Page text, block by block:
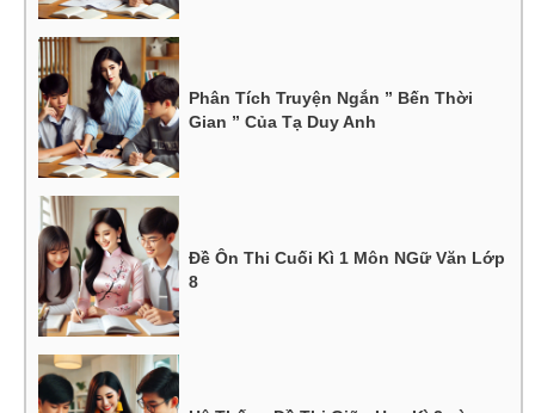
Phân Tích Truyện Ngắn ” Bến Thời
Gian ” Của Tạ Duy Anh
Đề Ôn Thi Cuối Kì 1 Môn NGữ Văn Lớp
8